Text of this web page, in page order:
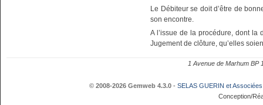
Le Débiteur se doit d’être de
son encontre.
A l’issue de la procédure, dont
Jugement de clôture, qu’elles
1 Avenue de Marhum BP
© 2008-2026 Gemweb 4.3.0 - SELAS GUERIN et Associées
Conception/